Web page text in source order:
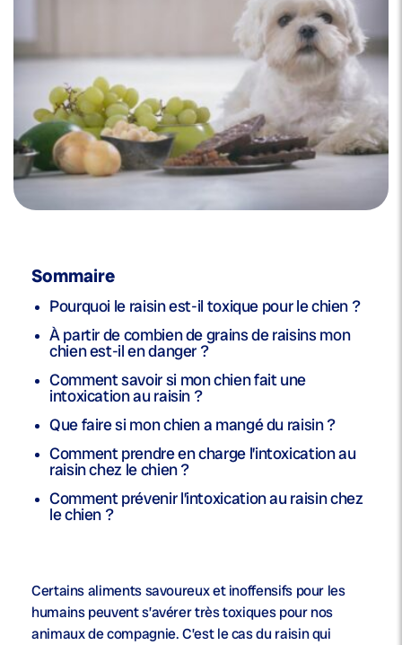
Sommaire
Pourquoi le raisin est-il toxique pour le chien ?
À partir de combien de grains de raisins mon
chien est-il en danger ?
Comment savoir si mon chien fait une
intoxication au raisin ?
Que faire si mon chien a mangé du raisin ?
Comment prendre en charge l’intoxication au
raisin chez le chien ?
Comment prévenir l’intoxication au raisin chez
le chien ?
Certains aliments savoureux et inoffensifs pour les
humains peuvent s’avérer très toxiques pour nos
animaux de compagnie. C’est le cas du raisin qui